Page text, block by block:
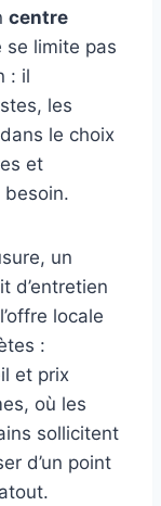
centre
se limite pas
: il
les
le choix
et
besoin.
un
d’entretien
locale
:
et prix
où les
sollicitent
d’un point